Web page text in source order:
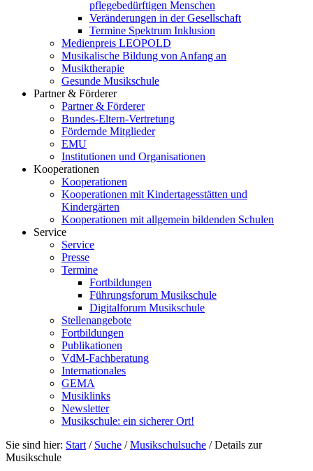
pflegebedürftigen Menschen
Veränderungen in der Gesellschaft
Termine Spektrum Inklusion
Medienpreis LEOPOLD
Musikalische Bildung von Anfang an
Musiktherapie
Gesunde Musikschule
Partner & Förderer
Partner & Förderer
Bundes-Eltern-Vertretung
Fördernde Mitglieder
EMU
Institutionen und Organisationen
Kooperationen
Kooperationen
Kooperationen mit Kindertagesstätten und
Kindergärten
Kooperationen mit allgemein bildenden Schulen
Service
Service
Presse
Termine
Fortbildungen
Führungsforum Musikschule
Digitalforum Musikschule
Stellenangebote
Fortbildungen
Publikationen
VdM-Fachberatung
Internationales
GEMA
Musiklinks
Newsletter
Musikschule: ein sicherer Ort!
Sie sind hier: Start / Suche /Musikschulsuche /Details zur
Musikschule